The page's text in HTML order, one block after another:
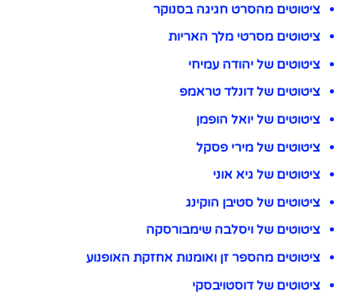
ציטוטים מהסרט חגיגה בסנוקר
ציטוטים מסרטי מלך האריות
ציטוטים של יהודה עמיחי
ציטוטים של דונלד טראמפ
ציטוטים של יואל הופמן
ציטוטים של מירי פסקל
ציטוטים של גיא אוני
ציטוטים של סטיבן הוקינג
ציטוטים של ויסלבה שימבורסקה
ציטוטים מהספר זן ואומנות אחזקת האופנוע
ציטוטים של דוסטויבסקי